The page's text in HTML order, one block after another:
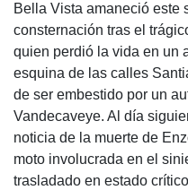
c
e
b
o
o
k
Bella Vista amaneció este
consternación tras el
quien perdió la vida en un
esquina de las calles
de ser embestido por un
Vandecaveye. Al día
noticia de la muerte de
moto involucrada en el
trasladado en estado